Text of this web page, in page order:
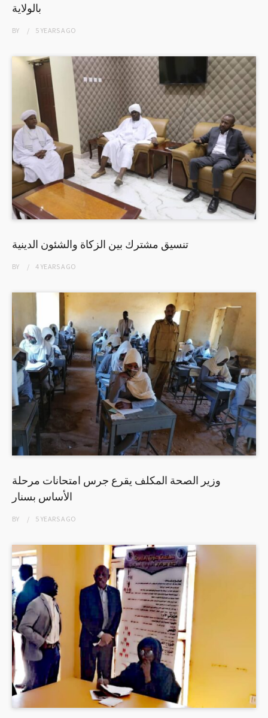
بالولاية
BY 5 YEARSAGO
تنسيق مشترك بين الزكاة والشئون الدينية
BY 4 YEARSAGO
وزير الصحة المكلف يقرع جرس امتحانات مرحلة
الأساس بسنار
BY 5 YEARSAGO